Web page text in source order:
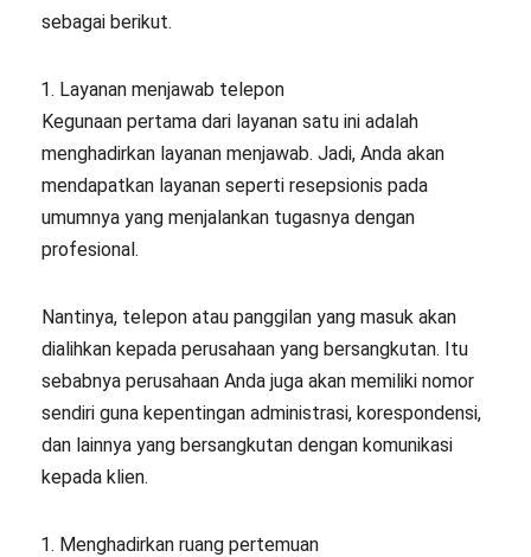
sebagai berikut.
Layanan menjawab telepon
Kegunaan pertama dari layanan satu ini adalah
menghadirkan layanan menjawab. Jadi, Anda akan
mendapatkan layanan seperti resepsionis pada
umumnya yang menjalankan tugasnya dengan
profesional.
Nantinya, telepon atau panggilan yang masuk akan
dialihkan kepada perusahaan yang bersangkutan. Itu
sebabnya perusahaan Anda juga akan memiliki nomor
sendiri guna kepentingan administrasi, korespondensi,
dan lainnya yang bersangkutan dengan komunikasi
kepada klien.
Menghadirkan ruang pertemuan